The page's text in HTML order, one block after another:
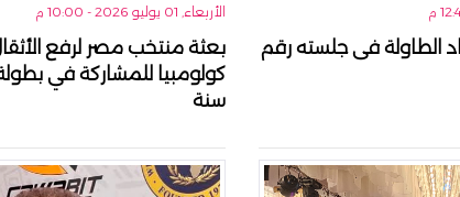
الطاولة فى جلسته رقم
الأربعاء, 01 يوليو 2026 - 10:00 م
بعثة منتخب مصر لرفع
سنة